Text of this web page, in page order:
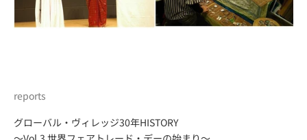
reports
グローバル・ヴィレッジ30年HISTORY